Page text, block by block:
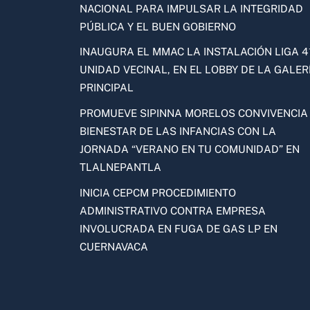
NACIONAL PARA IMPULSAR LA INTEGRIDAD
PÚBLICA Y EL BUEN GOBIERNO
INAUGURA EL MMAC LA INSTALACIÓN LIGA
UNIDAD VECINAL, EN EL LOBBY DE LA
PRINCIPAL
PROMUEVE SIPINNA MORELOS CONVIVENCIA
BIENESTAR DE LAS INFANCIAS CON LA
JORNADA “VERANO EN TU COMUNIDAD” EN
TLALNEPANTLA
INICIA CEPCM PROCEDIMIENTO
ADMINISTRATIVO CONTRA EMPRESA
INVOLUCRADA EN FUGA DE GAS LP EN
CUERNAVACA